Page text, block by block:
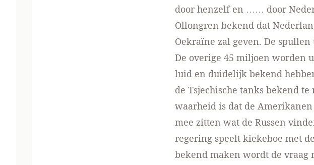
door henzelf en …… door
Ollongren bekend dat
Oekraïne zal geven. De
De overige 45 miljoen worden
luid en duidelijk bekend
de Tsjechische tanks bekend
waarheid is dat de
mee zitten wat de Russen
regering speelt kiekeboe met
bekend maken wordt de vraag